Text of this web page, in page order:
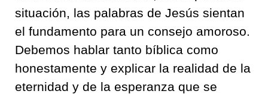
situación, las palabras de Jesús sientan
el fundamento para un consejo amoroso.
Debemos hablar tanto bíblica como
honestamente y explicar la realidad de la
eternidad y de la esperanza que se